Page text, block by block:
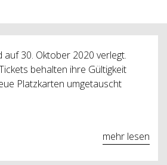
30. Oktober 2020 verlegt.
behalten ihre Gültigkeit
Platzkarten umgetauscht
mehr lesen